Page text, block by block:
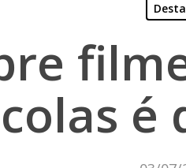
é